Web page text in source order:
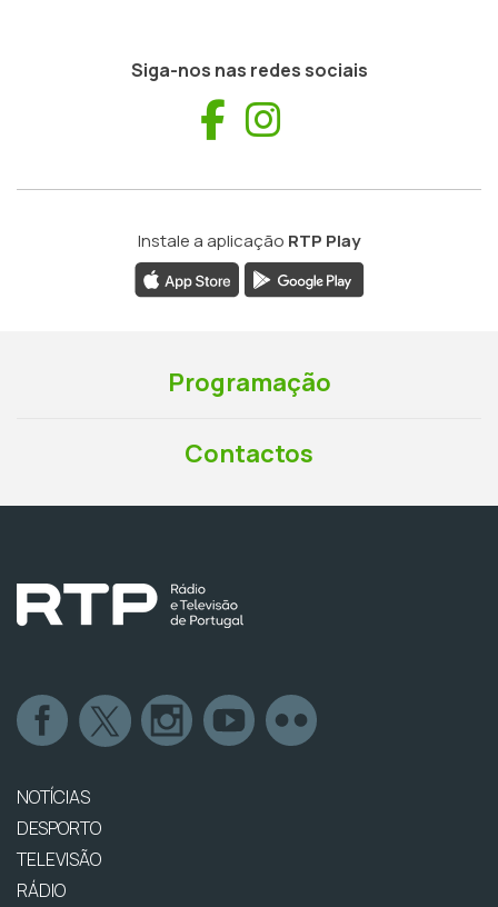
Siga-nos nas redes sociais
Facebook
Instale a aplicação RTP Play
Programação
Contactos
NOTÍCIAS
DESPORTO
TELEVISÃO
RÁDIO